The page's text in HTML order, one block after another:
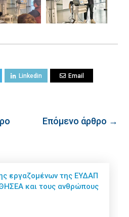
Linkedin Email
Επόμενο άρθρο →
εργαζομένων της ΕΥΔΑΠ
και τους ανθρώπους